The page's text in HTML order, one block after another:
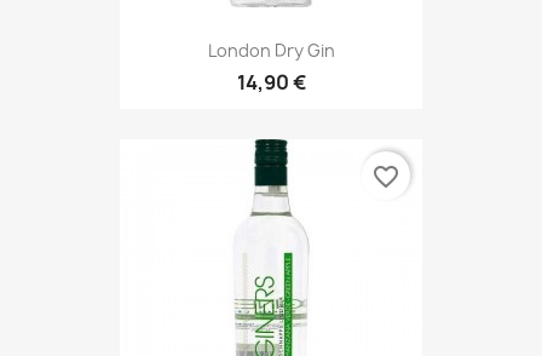
London Dry Gin
14,90 €
favorite_border